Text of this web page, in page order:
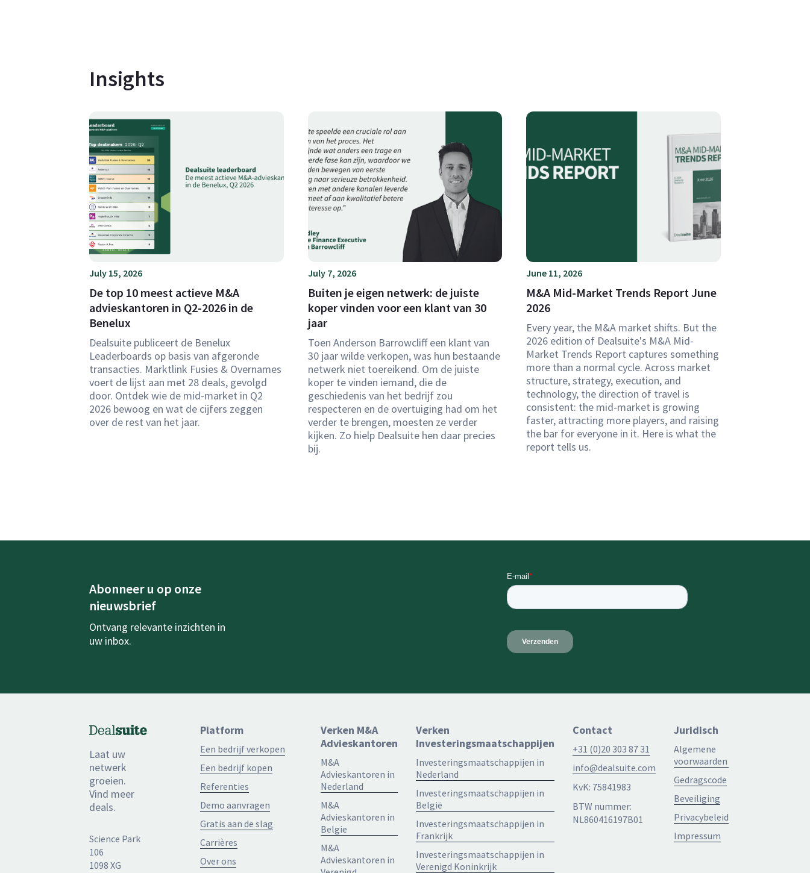
Insights
July 15, 2026
De top 10 meest actieve M&A
advieskantoren in Q2-2026 in de
Benelux
Dealsuite publiceert de Benelux
Leaderboards op basis van afgeronde
transacties. Marktlink Fusies & Overnames
voert de lijst aan met 28 deals, gevolgd
door. Ontdek wie de mid-market in Q2
2026 bewoog en wat de cijfers zeggen
over de rest van het jaar.
July 7, 2026
Buiten je eigen netwerk: de juiste
koper vinden voor een klant van 30
jaar
Toen Anderson Barrowcliff een klant van
30 jaar wilde verkopen, was hun bestaande
netwerk niet toereikend. Om de juiste
koper te vinden iemand, die de
geschiedenis van het bedrijf zou
respecteren en de overtuiging had om het
verder te brengen, moesten ze verder
kijken. Zo hielp Dealsuite hen daar precies
bij.
June 11, 2026
M&A Mid-Market Trends Report June
2026
Every year, the M&A market shifts. But the
2026 edition of Dealsuite's M&A Mid-
Market Trends Report captures something
more than a normal cycle. Across market
structure, strategy, execution, and
technology, the direction of travel is
consistent: the mid-market is growing
faster, attracting more players, and raising
the bar for everyone in it. Here is what the
report tells us.
Abonneer u op onze
nieuwsbrief
Ontvang relevante inzichten in
uw inbox.
Laat uw
netwerk
groeien.
Vind meer
deals.
Science Park
106
1098 XG
Platform
Een bedrijf verkopen
Een bedrijf kopen
Referenties
Demo aanvragen
Gratis aan de slag
Carrières
Over ons
Verken M&A
Advieskantoren
M&A
Advieskantoren in
Nederland
M&A
Advieskantoren in
Belgie
M&A
Advieskantoren in
Verken
Investeringsmaatschappijen
Investeringsmaatschappijen in
Nederland
Investeringsmaatschappijen in
België
Investeringsmaatschappijen in
Frankrijk
Investeringsmaatschappijen in
Verenigd Koninkrijk
Contact
+31 (0)20 303 87 31
info@dealsuite.com
KvK: 75841983
BTW nummer:
NL860416197B01
Juridisch
Algemene
voorwaarden
Gedragscode
Beveiliging
Privacybeleid
Impressum